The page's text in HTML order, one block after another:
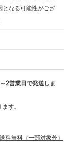
となる可能性がござ
2営業日で発送しま
す。
料無料（一部対象外）